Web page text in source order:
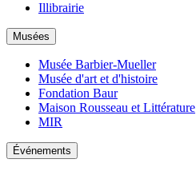
Illibrairie
Musées
Musée Barbier-Mueller
Musée d'art et d'histoire
Fondation Baur
Maison Rousseau et Littérature
MIR
Événements